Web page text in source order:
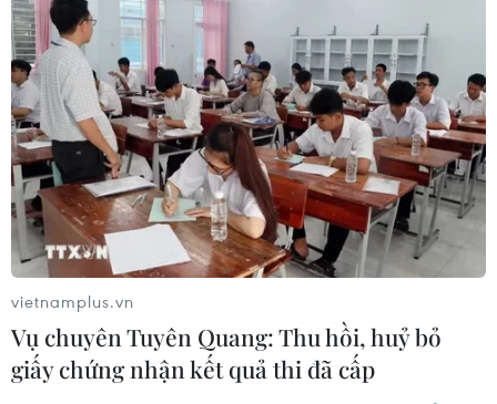
vietnamplus.vn
Vụ chuyên Tuyên Quang: Thu hồi, huỷ bỏ
giấy chứng nhận kết quả thi đã cấp